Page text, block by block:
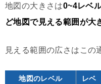
地図の大きさは0~4レベ
ど地図で見える範囲が大
見える範囲の広さはこの
地図のレベル
レベ